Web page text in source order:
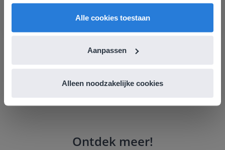
Alle cookies toestaan
Aanpassen
Alleen noodzakelijke cookies
Ontdek meer!
English
Vlaanderen